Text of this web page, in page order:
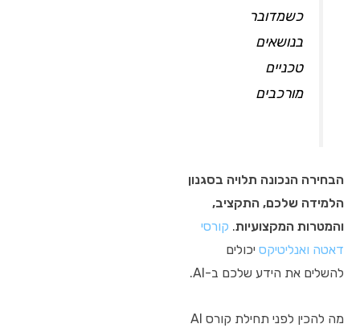
כשמדובר
בנושאים
טכניים
מורכבים
הבחירה הנכונה תלויה בסגנון
הלמידה שלכם, התקציב,
והמטרות המקצועיות. קורסי
דאטה ואנליטיקס יכולים
להשלים את הידע שלכם ב-AI.
מה להכין לפני תחילת קורס AI